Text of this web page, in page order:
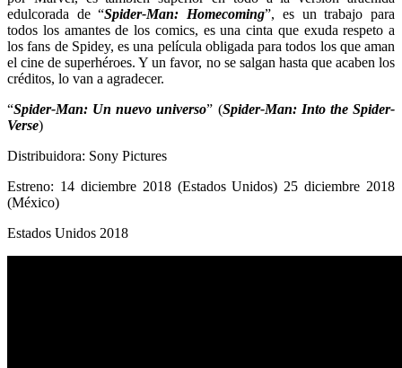
edulcorada de “Spider-Man: Homecoming”, es un trabajo para
todos los amantes de los comics, es una cinta que exuda respeto a
los fans de Spidey, es una película obligada para todos los que aman
el cine de superhéroes. Y un favor, no se salgan hasta que acaben los
créditos, lo van a agradecer.
“Spider-Man: Un nuevo universo” (Spider-Man: Into the Spider-
Verse)
Distribuidora: Sony Pictures
Estreno: 14 diciembre 2018 (Estados Unidos) 25 diciembre 2018
(México)
Estados Unidos 2018